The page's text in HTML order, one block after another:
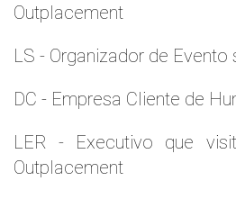
Outplacement
LS - Organizador de Evento
DC - Empresa Cliente de
LER - Executivo que
Outplacement